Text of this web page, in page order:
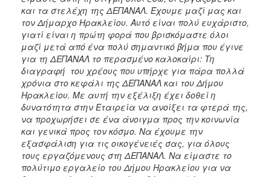
και τα στελέχη της ΔΕΠΑΝΑΛ. Έχουμε μαζί μας και
τον Δήμαρχο Ηρακλείου. Αυτό είναι πολύ ευχάριστο,
γιατί είναι η πρώτη φορά που βρισκόμαστε όλοι
μαζί μετά από ένα πολύ σημαντικό βήμα που έγινε
για τη ΔΕΠΑΝΑΛ το περασμένο καλοκαίρι: Τη
διαγραφή του χρέους που υπήρχε για πάρα πολλά
χρόνια στο κεφάλι της ΔΕΠΑΝΑΛ και του Δήμου
Ηρακλείου. Με αυτή την εξέλιξη έχει δοθεί η
δυνατότητα στην Εταιρεία να ανοίξει τα φτερά της,
να προχωρήσει σε ένα άνοιγμα προς την κοινωνία
και γενικά προς τον κόσμο. Να έχουμε την
εξασφάλιση για τις οικογένειές σας, για όλους
τους εργαζόμενους στη ΔΕΠΑΝΑΛ. Να είμαστε το
πολύτιμο εργαλείο του Δήμου Ηρακλείου για να